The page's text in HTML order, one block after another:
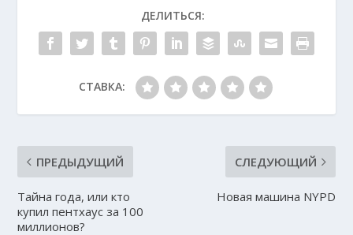
ДЕЛИТЬСЯ:
СТАВКА:
ПРЕДЫДУЩИЙ
Тайна года, или кто
купил пентхаус за 100
миллионов?
СЛЕДУЮЩИЙ
Новая машина NYPD